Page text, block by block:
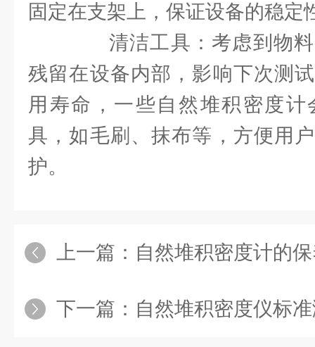
固定在支架上，保证设备的稳定
清洁工具：考虑到物料
残留在设备内部，影响下次测
用寿命，一些自然堆积密度
具，如毛刷、抹布等，方便用
护。
上一篇： 自然堆积密度计的保养对于
下一篇： 自然堆积密度仪标